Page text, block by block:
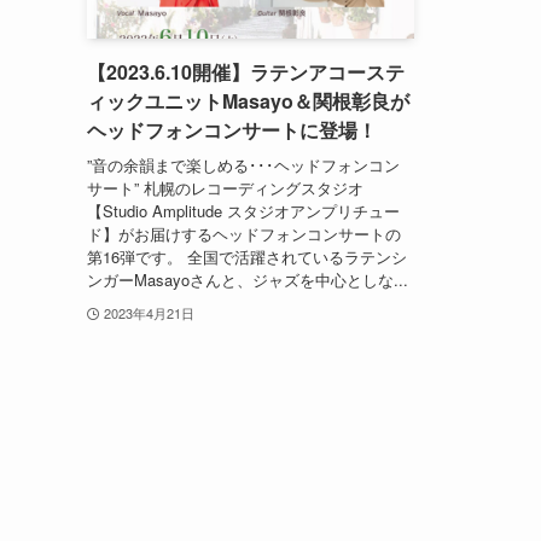
【2023.6.10開催】ラテンアコーステ
ィックユニットMasayo＆関根彰良が
ヘッドフォンコンサートに登場！
”音の余韻まで楽しめる･･･ヘッドフォンコン
サート” 札幌のレコーディングスタジオ
【Studio Amplitude スタジオアンプリチュー
ド】がお届けするヘッドフォンコンサートの
第16弾です。 全国で活躍されているラテンシ
ンガーMasayoさんと、ジャズを中心としな...
2023年4月21日